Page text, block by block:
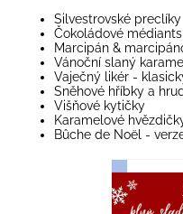
Silvestrovské preclíky
Čokoládové
Marcipán &
Vánoční slaný
Vaječný likér -
Sněhové hříbky a
Višňové kytičky
Karamelové
Bûche de Noël -